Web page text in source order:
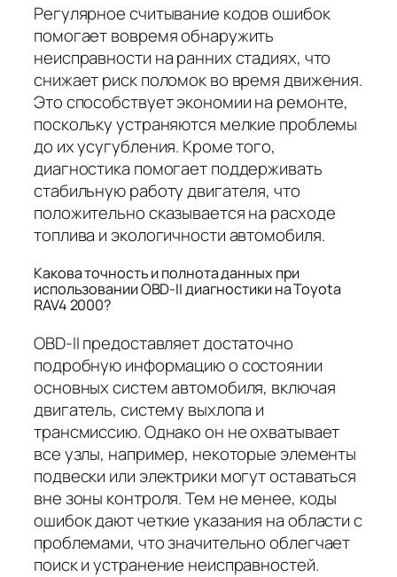
Регулярное считывание кодов ошибок
помогает вовремя обнаружить
неисправности на ранних стадиях, что
снижает риск поломок во время движения.
Это способствует экономии на ремонте,
поскольку устраняются мелкие проблемы
до их усугубления. Кроме того,
диагностика помогает поддерживать
стабильную работу двигателя, что
положительно сказывается на расходе
топлива и экологичности автомобиля.
Какова точность и полнота данных при
использовании OBD-II диагностики на Toyota
RAV4 2000?
OBD-II предоставляет достаточно
подробную информацию о состоянии
основных систем автомобиля, включая
двигатель, систему выхлопа и
трансмиссию. Однако он не охватывает
все узлы, например, некоторые элементы
подвески или электрики могут оставаться
вне зоны контроля. Тем не менее, коды
ошибок дают четкие указания на области с
проблемами, что значительно облегчает
поиск и устранение неисправностей.